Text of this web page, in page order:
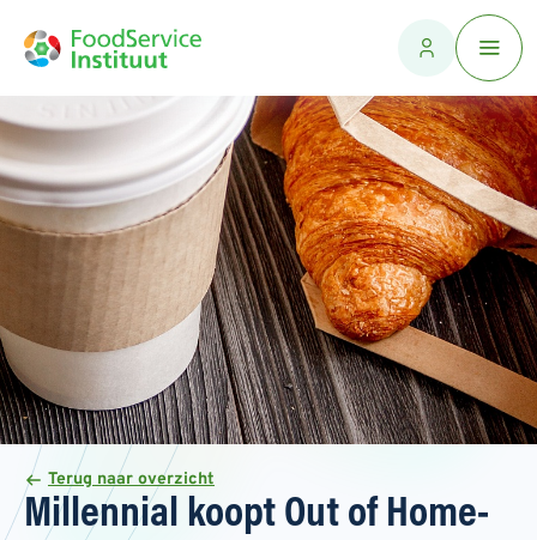
Terug naar overzicht
Millennial koopt Out of Home-